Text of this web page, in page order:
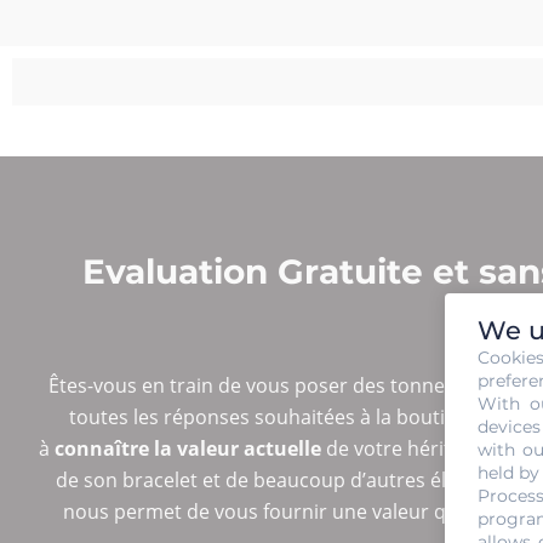
Evaluation Gratuite et
Êtes-vous en train de vous poser des tonnes de
toutes les réponses souhaitées à la boutique Gold
à connaître la valeur actuellede votre héritage.
de son bracelet et de beaucoup d’autres éléments.
nous permet de vous fournir une valeur qui vous
We
With
with
held